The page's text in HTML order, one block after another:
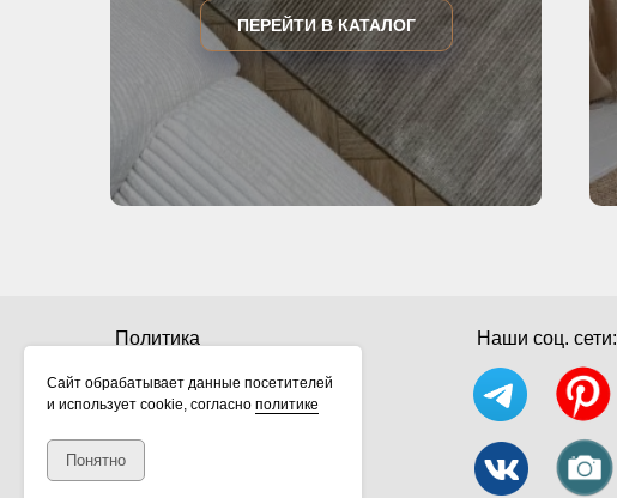
ПЕРЕЙТИ В КАТАЛОГ
Сайт обрабатывает данные посетителей
и использует cookie, согласно политике
Понятно
Наши соц. сети:
Политика